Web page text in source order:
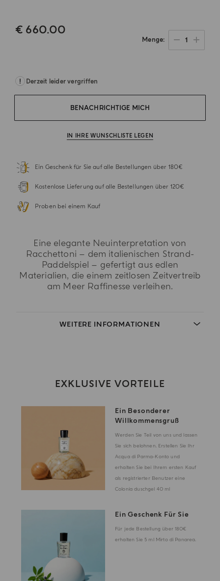
€ 660.00
Menge 1
Derzeit leider vergriffen
BENACHRICHTIGE MICH
IN IHRE WUNSCHLISTE LEGEN
Ein Geschenk für Sie auf alle Bestellungen über 180€
Kostenlose Lieferung auf alle Bestellungen über 120€
Proben bei einem Kauf
Eine elegante Neuinterpretation von
Racchettoni – dem italienischen Strand-
Paddelspiel – gefertigt aus edlen
Materialien, die einem zeitlosen Zeitvertreib
am Meer Raffinesse verleihen.
WEITERE INFORMATIONEN
EXKLUSIVE VORTEILE
Ein Besonderer
Willkommensgruß
Werden Sie Teil von uns und lassen
Sie sich belohnen. Erstellen Sie Ihr
Acqua di Parma-Konto und
erhalten Sie bei Ihrem ersten Kauf
als registrierter Benutzer eine
Colonia duschgel 40 ml
Ein Geschenk Für Sie
Für jede Bestellung über 180€
erhalten Sie 5 ml Mirto di Panarea.